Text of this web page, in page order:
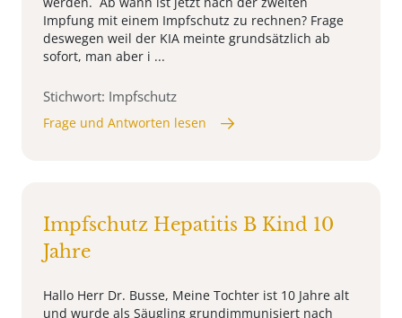
Impfung mit einem Impfschutz zu rechnen? Frage
deswegen weil der KIA meinte grundsätzlich ab
sofort, man aber i ...
Stichwort: Impfschutz
Frage und Antworten lesen
Impfschutz Hepatitis B Kind 10
Jahre
Hallo Herr Dr. Busse, Meine Tochter ist 10 Jahre alt
und wurde als Säugling grundimmunisiert nach